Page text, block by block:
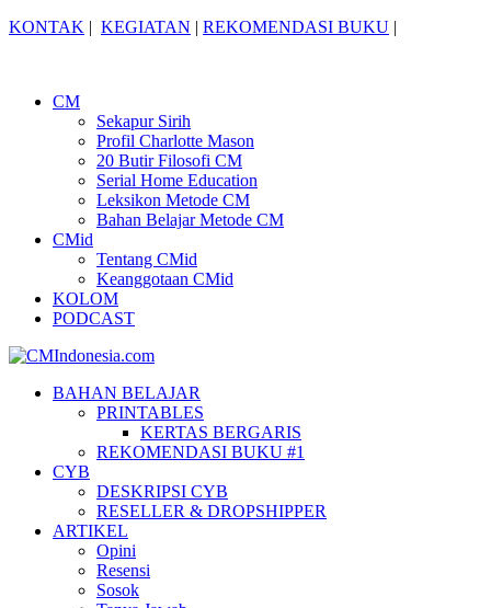
KONTAK | KEGIATAN | REKOMENDASI BUKU |
CM
Sekapur Sirih
Profil Charlotte Mason
20 Butir Filosofi CM
Serial Home Education
Leksikon Metode CM
Bahan Belajar Metode CM
CMid
Tentang CMid
Keanggotaan CMid
KOLOM
PODCAST
BAHAN BELAJAR
PRINTABLES
KERTAS BERGARIS
REKOMENDASI BUKU #1
CYB
DESKRIPSI CYB
RESELLER & DROPSHIPPER
ARTIKEL
Opini
Resensi
Sosok